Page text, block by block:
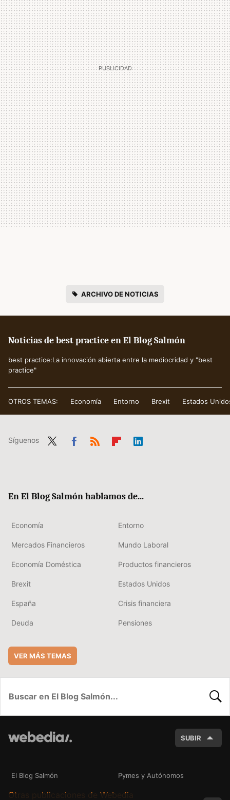
ARCHIVO DE NOTICIAS
Noticias de best practice en El Blog Salmón
best practice:La innovación abierta entre la mediocridad y "best
practice"
OTROS TEMAS: Economía Entorno Brexit Estados
Síguenos
En El Blog Salmón hablamos de...
Economía Entorno
Mercados Financieros Mundo Laboral
Economía Doméstica Productos financieros
Brexit Estados Unidos
España Crisis financiera
Deuda Pensiones
VER MÁS TEMAS
SUBIR
El Blog Salmón Pymes y Autónomos
Otras publicaciones de Webedia